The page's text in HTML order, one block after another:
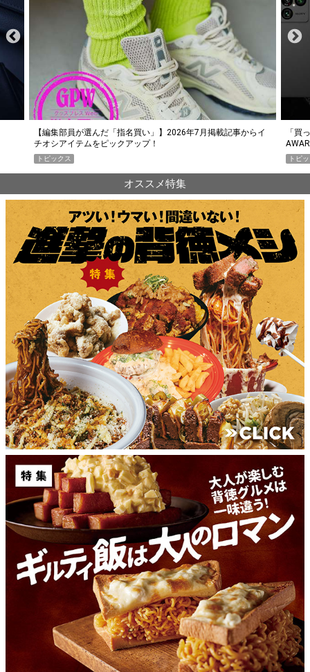
「買って損なし」の極上スマホ5選【GoodsPress 2026上半期
AWARD】
トピックス
薄着
PR
オススメ特集